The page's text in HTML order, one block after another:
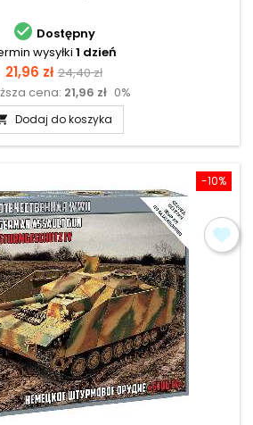
 Dostępny
wysyłki 1 dzień
Cena
21,96 zł Cena
podstawowa
24,40 zł
cena: 21,96 zł 0%
Dodaj do koszyka
-10%